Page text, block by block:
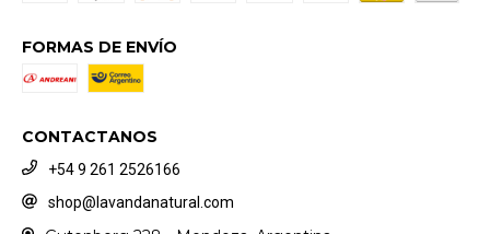
FORMAS DE ENVÍO
CONTACTANOS
+54 9 261 2526166
shop@lavandanatural.com